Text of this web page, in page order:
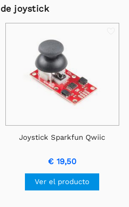
joystick
Joystick Sparkfun Qwiic
€ 19,50
Ver el producto